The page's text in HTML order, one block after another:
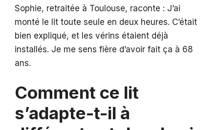
Sophie, retraitée à Toulouse, raconte : J’ai
monté le lit toute seule en deux heures. C’était
bien expliqué, et les vérins étaient déjà
installés. Je me sens fière d’avoir fait ça à 68
ans.
Comment ce lit
s’adapte-t-il à